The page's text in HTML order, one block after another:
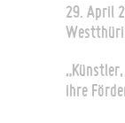
29. April
ihre